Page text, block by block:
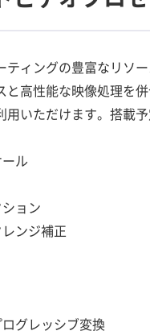
ィングの豊富なリソ
と高性能な映像処理を
いただけます。搭載
ル
ョン
ンジ補正
グレッシブ変換